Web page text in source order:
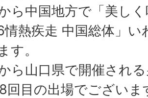
ら中国地方で「美し
情熱疾走 中国総体」
す。
ら山口県で開催され
回目の出場でございま